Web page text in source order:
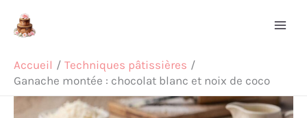
Accueil
Techniques pâtissières
Ganache montée : chocolat blanc et noix de coco
Rechercher